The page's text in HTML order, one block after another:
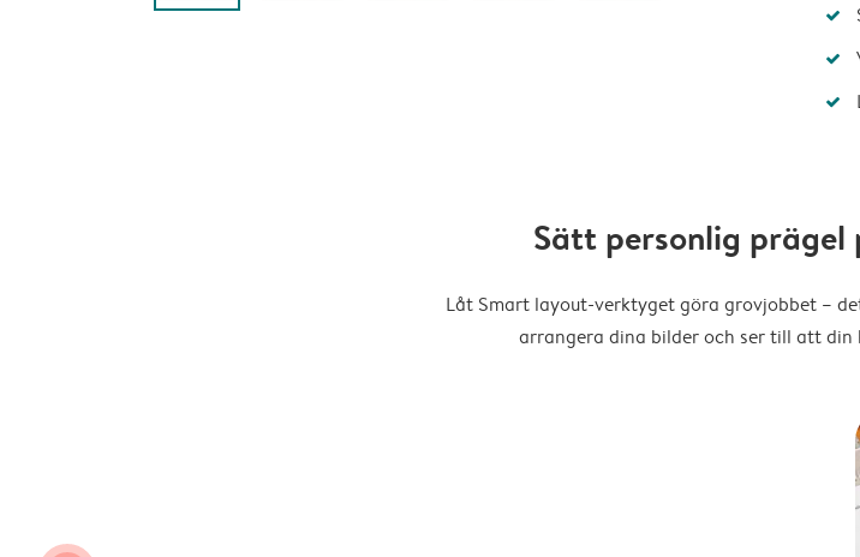
Sätt personlig prägel
Låt Smart layout-verktyget göra grovjobbet –
arrangera dina bilder och ser till att din